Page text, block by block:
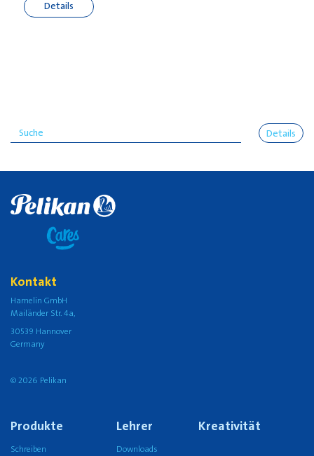
Details
Details
Kontakt
Hamelin GmbH
Mailänder Str. 4a,
30539 Hannover
Germany
© 2026 Pelikan
Produkte
Schreiben
Lehrer
Downloads
Kreativität